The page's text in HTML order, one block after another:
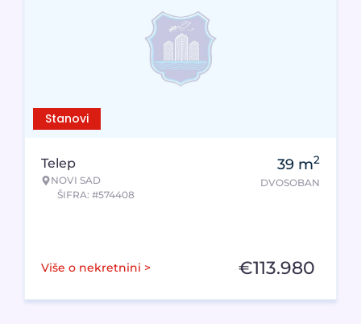
Stanovi
Telep
NOVI SAD
ŠIFRA: #574408
39 m2
DVOSOBAN
Više o nekretnini > €113.980